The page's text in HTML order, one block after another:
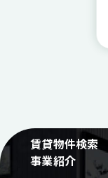
賃貸物件検索
事業紹介